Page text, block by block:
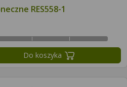
RES558-1
Do koszyka